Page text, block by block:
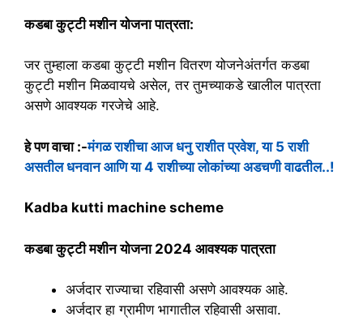
कडबा कुट्टी मशीन योजना पात्रता:
जर तुम्हाला कडबा कुट्टी मशीन वितरण योजनेअंतर्गत कडबा
कुट्टी मशीन मिळवायचे असेल, तर तुमच्याकडे खालील पात्रता
असणे आवश्यक गरजेचे आहे.
हे पण वाचा :-मंगळ राशीचा आज धनु राशीत प्रवेश, या 5 राशी
असतील धनवान आणि या 4 राशीच्या लोकांच्या अडचणी वाढतील..!
Kadba kutti machine scheme
कडबा कुट्टी मशीन योजना 2024 आवश्यक पात्रता
अर्जदार राज्याचा रहिवासी असणे आवश्यक आहे.
अर्जदार हा ग्रामीण भागातील रहिवासी असावा.